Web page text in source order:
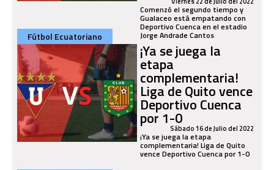
Comenzó el segundo tiempo y
Gualaceo está empatando con
Deportivo Cuenca en el estadio
Jorge Andrade Cantos
Fútbol Ecuatoriano
¡Ya se juega la
etapa
complementaria!
Liga de Quito vence
Deportivo Cuenca
por 1-0Sábado 16 de Julio del 2022
¡Ya se juega la etapa
complementaria! Liga de Quito
vence Deportivo Cuenca por 1-0